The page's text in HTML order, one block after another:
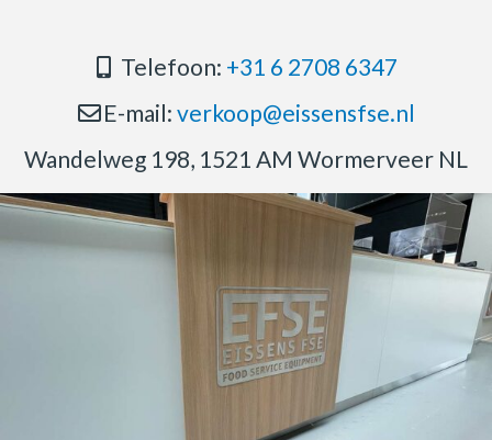
Telefoon: +31 6 2708 6347
E-mail: verkoop@eissensfse.nl
Wandelweg 198, 1521 AM Wormerveer NL